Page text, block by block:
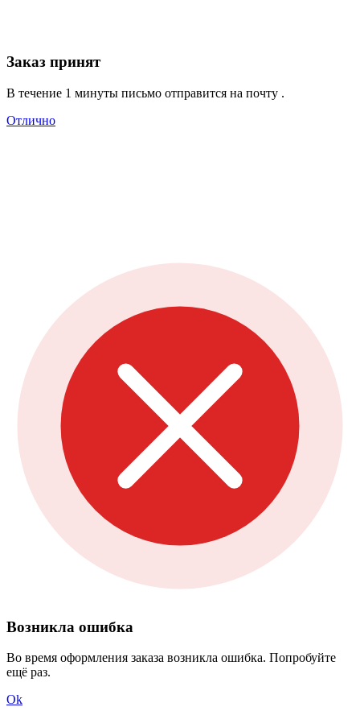
Заказ принят
В течение 1 минуты письмо отправится на почту .
Отлично
Возникла ошибка
Во время оформления заказа возникла ошибка. Попробуйте
ещё раз.
Ok